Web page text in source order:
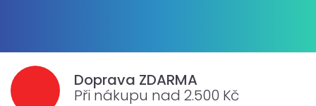
Doprava ZDARMA
Při nákupu nad 2.500 Kč